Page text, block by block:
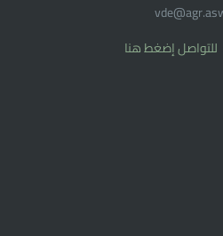
للتواصل إضغط هنا